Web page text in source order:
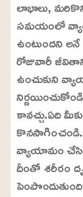
లాభాలు,
సమయంలో
ఉంటుందని
రోజువారీ
ఉంచుకుని
కావచ్చు.ఏది
వ్యాయామం
దీంతో శరీరం